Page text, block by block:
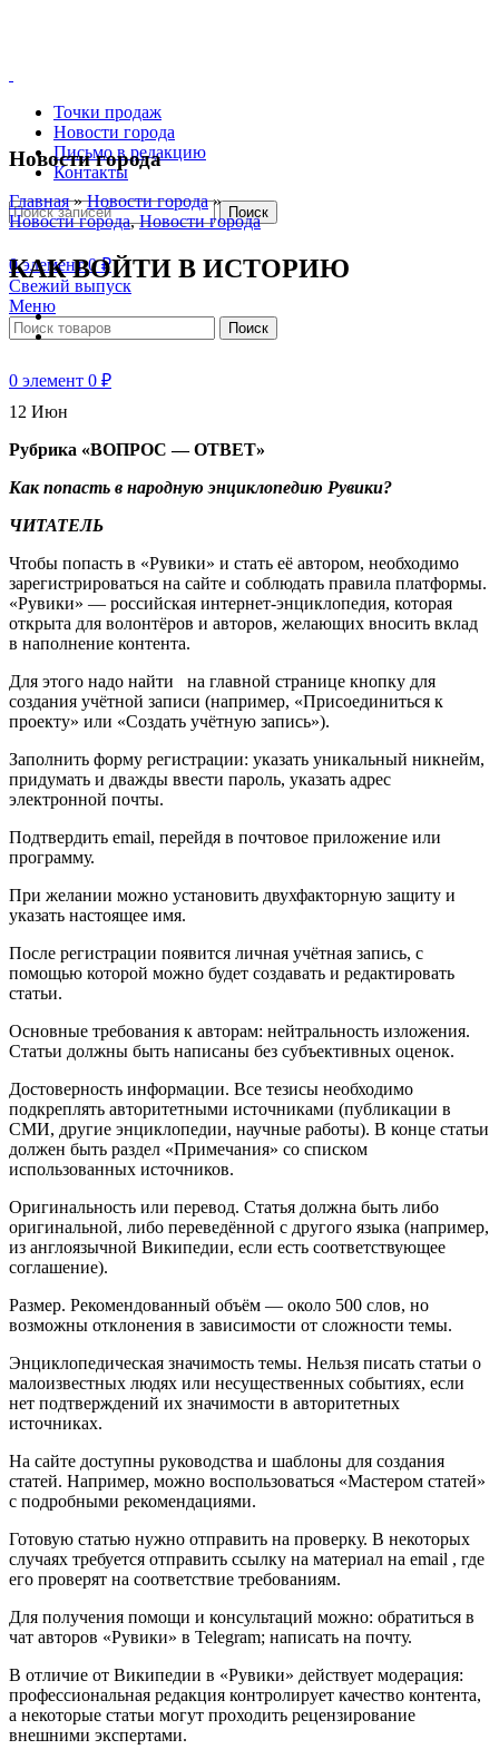
Точки продаж
Новости города
Письмо в редакцию
Контакты
Поиск
0элемент 0₽
Свежий выпуск
Меню
Поиск
0 элемент 0 ₽
Новости города
Главная»Новости города»
Новости города,Новости города
КАК ВОЙТИ В ИСТОРИЮ
12 Июн
Рубрика «ВОПРОС — ОТВЕТ»
Как попасть в народную энциклопедию Рувики?
ЧИТАТЕЛЬ
Чтобы попасть в «Рувики» и стать её автором, необходимо
зарегистрироваться на сайте и соблюдать правила платформы.
«Рувики» — российская интернет-энциклопедия, которая
открыта для волонтёров и авторов, желающих вносить вклад
в наполнение контента.
Для этого надо найти на главной странице кнопку для
создания учётной записи (например, «Присоединиться к
проекту» или «Создать учётную запись»).
Заполнить форму регистрации: указать уникальный никнейм,
придумать и дважды ввести пароль, указать адрес
электронной почты.
Подтвердить email, перейдя в почтовое приложение или
программу.
При желании можно установить двухфакторную защиту и
указать настоящее имя.
После регистрации появится личная учётная запись, с
помощью которой можно будет создавать и редактировать
статьи.
Основные требования к авторам: нейтральность изложения.
Статьи должны быть написаны без субъективных оценок.
Достоверность информации. Все тезисы необходимо
подкреплять авторитетными источниками (публикации в
СМИ, другие энциклопедии, научные работы). В конце статьи
должен быть раздел «Примечания» со списком
использованных источников.
Оригинальность или перевод. Статья должна быть либо
оригинальной, либо переведённой с другого языка (например,
из англоязычной Википедии, если есть соответствующее
соглашение).
Размер. Рекомендованный объём — около 500 слов, но
возможны отклонения в зависимости от сложности темы.
Энциклопедическая значимость темы. Нельзя писать статьи о
малоизвестных людях или несущественных событиях, если
нет подтверждений их значимости в авторитетных
источниках.
На сайте доступны руководства и шаблоны для создания
статей. Например, можно воспользоваться «Мастером статей»
с подробными рекомендациями.
Готовую статью нужно отправить на проверку. В некоторых
случаях требуется отправить ссылку на материал на email , где
его проверят на соответствие требованиям.
Для получения помощи и консультаций можно: обратиться в
чат авторов «Рувики» в Telegram; написать на почту.
В отличие от Википедии в «Рувики» действует модерация:
профессиональная редакция контролирует качество контента,
а некоторые статьи могут проходить рецензирование
внешними экспертами.